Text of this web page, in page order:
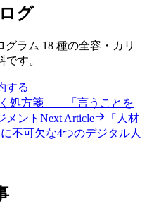
グ
ラム 18 種の全容・カリ
す。
する
処方箋——「言うことを
メント Next Article
「人材
不可欠な4つのデジタル人